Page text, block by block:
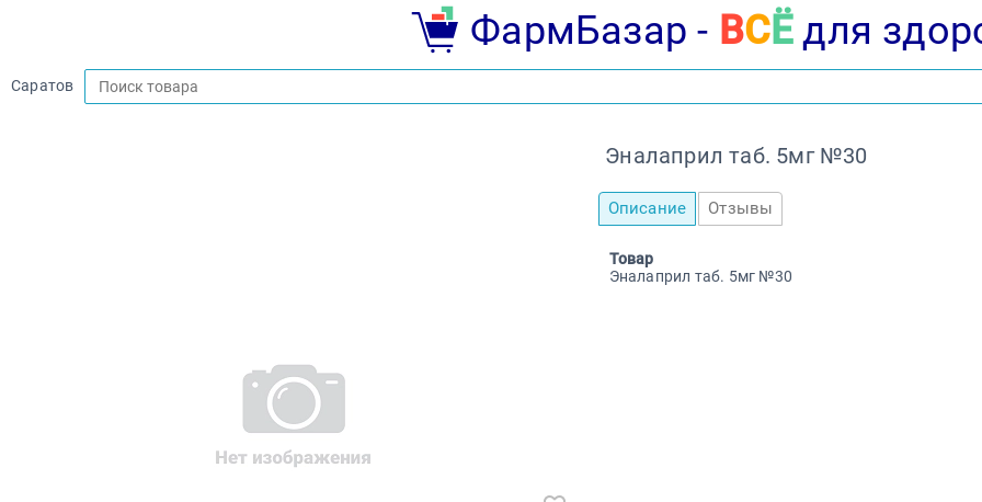
ФармБазар - ВСЁдля
Саратов
Эналаприл таб. 5мг №30
Описание Отзывы
Товар
Эналаприл таб. 5мг №30